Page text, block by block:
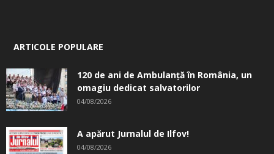
ARTICOLE POPULARE
120 de ani de Ambulanță în România, un
omagiu dedicat salvatorilor
04/08/2026
A apărut Jurnalul de Ilfov!
04/08/2026